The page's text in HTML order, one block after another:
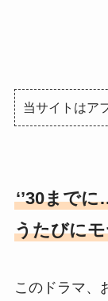
当サイトはア
‘’30まで
うたびに
このドラマ、